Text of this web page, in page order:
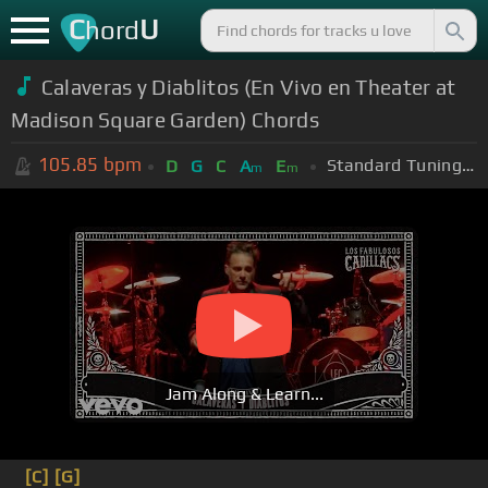
ChordU
Calaveras y Diablitos (En Vivo en Theater at
Madison Square Garden) Chords
105.85 bpm D G C Am Em Standard Tuning (EADGBE)
Jam Along & Learn...
[C] [G]